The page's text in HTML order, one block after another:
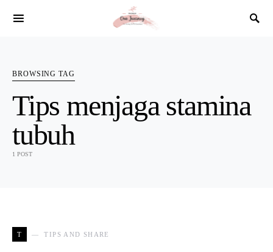
SEARCH FOR:
BROWSING TAG
Tips menjaga stamina
tubuh
1 POST
T TIPS AND SHARE